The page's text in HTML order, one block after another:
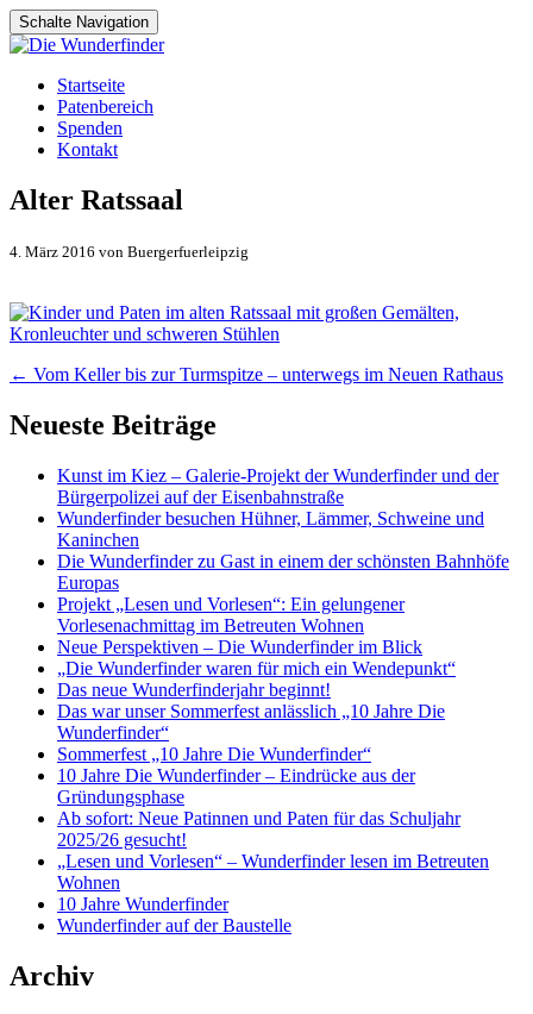
Schalte Navigation
Zum
Inhalt
springen
Startseite
Patenbereich
Spenden
Kontakt
Alter Ratssaal
4. März 2016 von Buergerfuerleipzig
Artikel-
Navigation
← Vom Keller bis zur Turmspitze – unterwegs im Neuen Rathaus
Neueste Beiträge
Kunst im Kiez – Galerie-Projekt der Wunderfinder und der
Bürgerpolizei auf der Eisenbahnstraße
Wunderfinder besuchen Hühner, Lämmer, Schweine und
Kaninchen
Die Wunderfinder zu Gast in einem der schönsten Bahnhöfe
Europas
Projekt „Lesen und Vorlesen“: Ein gelungener
Vorlesenachmittag im Betreuten Wohnen
Neue Perspektiven – Die Wunderfinder im Blick
„Die Wunderfinder waren für mich ein Wendepunkt“
Das neue Wunderfinderjahr beginnt!
Das war unser Sommerfest anlässlich „10 Jahre Die
Wunderfinder“
Sommerfest „10 Jahre Die Wunderfinder“
10 Jahre Die Wunderfinder – Eindrücke aus der
Gründungsphase
Ab sofort: Neue Patinnen und Paten für das Schuljahr
2025/26 gesucht!
„Lesen und Vorlesen“ – Wunderfinder lesen im Betreuten
Wohnen
10 Jahre Wunderfinder
Wunderfinder auf der Baustelle
Archiv